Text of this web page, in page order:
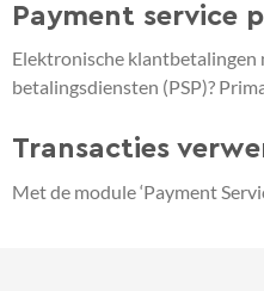
Payment service
Elektronische klantbetalingen
betalingsdiensten (PSP)?
Transacties
Met de module ‘Payment